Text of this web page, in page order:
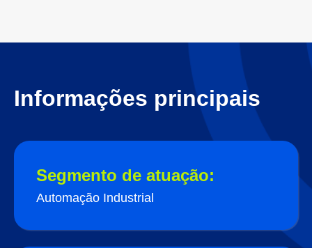
Informações principais
Segmento de atuação:
Automação Industrial